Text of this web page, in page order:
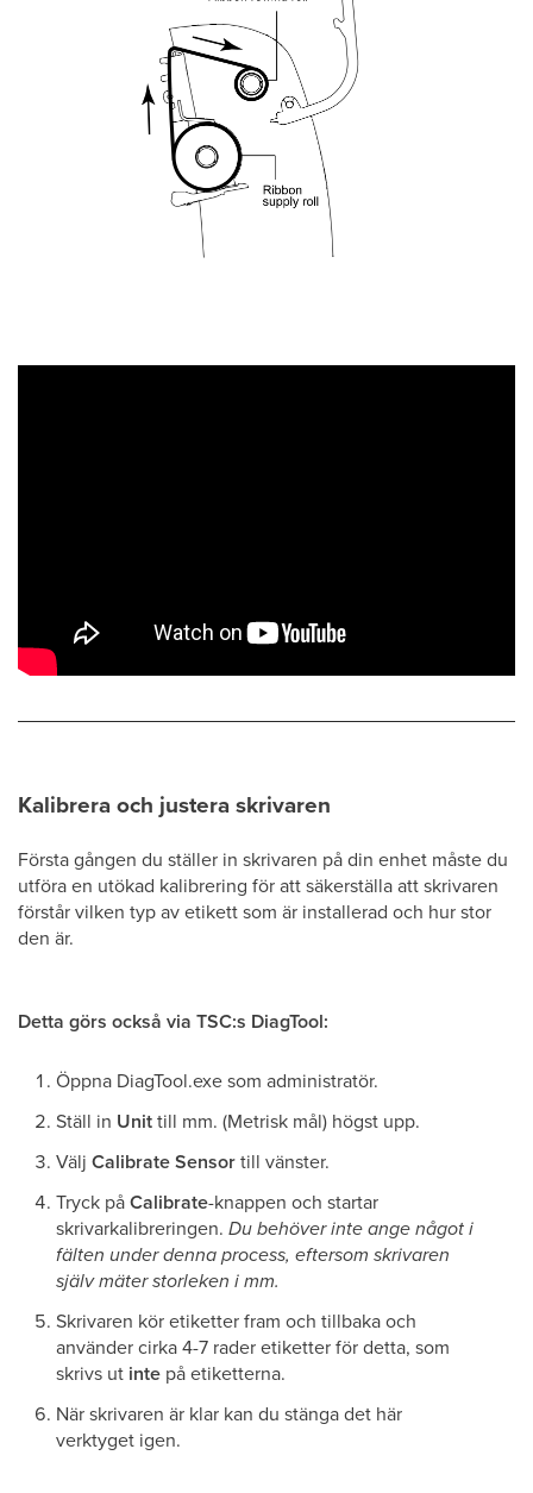
Kalibrera och justera skrivaren
Första gången du ställer in skrivaren på din enhet måste du
utföra en utökad kalibrering för att säkerställa att skrivaren
förstår vilken typ av etikett som är installerad och hur stor
den är.
Detta görs också via TSC:s DiagTool:
Öppna DiagTool.exe som administratör.
Ställ in Unittill mm. (Metrisk mål) högst upp.
Välj Calibrate Sensortill vänster.
Tryck påCalibrate-knappen och startar
skrivarkalibreringen. Du behöver inte ange något i
fälten under denna process, eftersom skrivaren
själv mäter storleken i mm.
Skrivaren kör etiketter fram och tillbaka och
använder cirka 4-7 rader etiketter för detta, som
skrivs ut inte på etiketterna.
När skrivaren är klar kan du stänga det här
verktyget igen.